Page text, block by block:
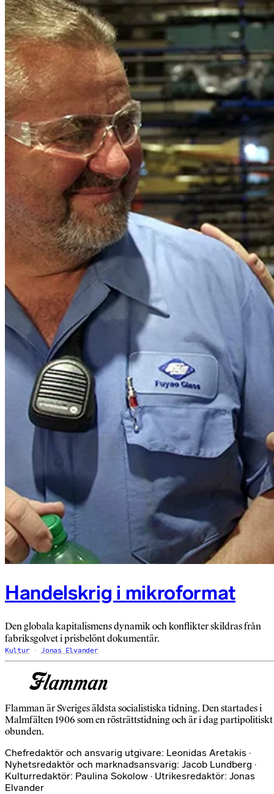
Handelskrig i mikroformat
Den globala kapitalismens dynamik och konflikter skildras från
fabriksgolvet i prisbelönt dokumentär.
Kultur Jonas Elvander
Flamman är Sveriges äldsta socialistiska tidning. Den startades i
Malmfälten 1906 som en rösträttstidning och är i dag partipolitiskt
obunden.
Chefredaktör och ansvarig utgivare: Leonidas Aretakis ·
Nyhetsredaktör och marknadsansvarig: Jacob Lundberg ·
Kulturredaktör: Paulina Sokolow · Utrikesredaktör: Jonas
Elvander